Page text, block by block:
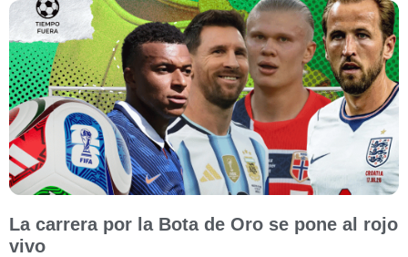
La carrera por la Bota de Oro se pone al rojo
vivo